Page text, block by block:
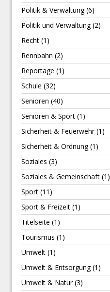
Politik & Verwaltung(6)
Politik und Verwaltung(2)
Recht (1)
Rennbahn (2)
Reportage (1)
Schule (32)
Senioren (40)
Senioren & Sport (1)
Sicherheit & Feuerwehr(1)
Sicherheit & Ordnung(1)
Soziales (3)
Soziales & Gemeinschaft (1)
Sport (11)
Sport & Freizeit (1)
Titelseite (1)
Tourismus (1)
Umwelt (1)
Umwelt & Entsorgung(1)
Umwelt & Natur(3)